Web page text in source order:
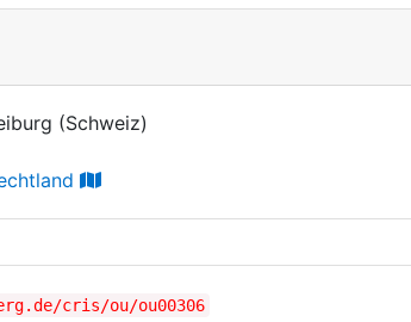
(Schweiz)
cris/ou/ou00306